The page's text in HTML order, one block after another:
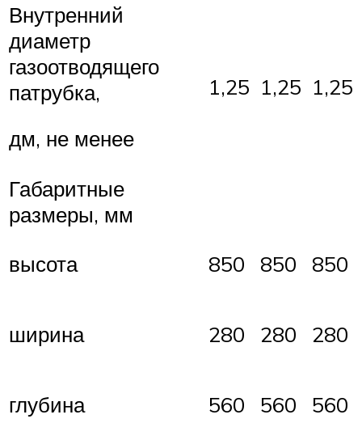
Внутренний
диаметр
газоотводящего
патрубка,
дм, не менее
1,25 1,25 1,25
Габаритные
размеры, мм
высота
850 850 850
ширина 280 280 280
глубина 560 560
560